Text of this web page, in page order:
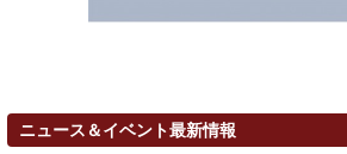
ニュース＆イベント最新情報